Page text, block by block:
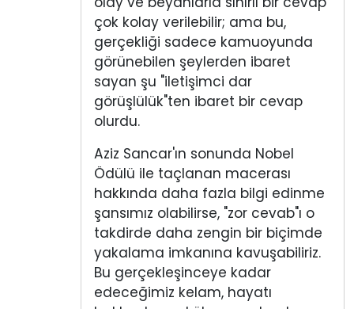
çok kolay verilebilir; ama bu,
gerçekliği sadece kamuoyunda
görünebilen şeylerden ibaret
sayan şu "iletişimci dar
görüşlülük"ten ibaret bir cevap
olurdu.
Aziz Sancar'ın sonunda Nobel
Ödülü ile taçlanan macerası
hakkında daha fazla bilgi edinme
şansımız olabilirse, "zor cevab"ı o
takdirde daha zengin bir biçimde
yakalama imkanına kavuşabiliriz.
Bu gerçekleşinceye kadar
edeceğimiz kelam, hayatı